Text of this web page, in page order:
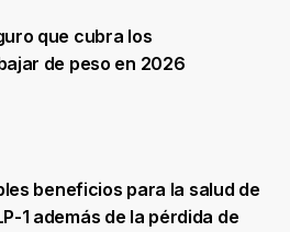
que cubra los
de peso en 2026
beneficios para la salud de
1 además de la pérdida de